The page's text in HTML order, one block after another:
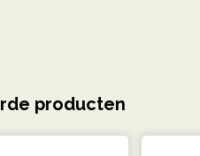
producten